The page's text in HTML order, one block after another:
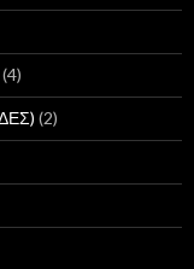
(4)
(2)